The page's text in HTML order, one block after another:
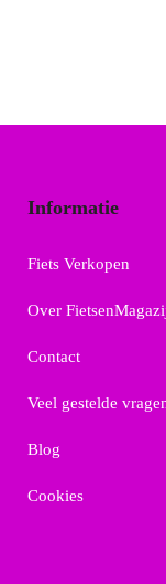
Informatie
Fiets Verkopen
Over
Contact
Veel gestelde
Blog
Cookies